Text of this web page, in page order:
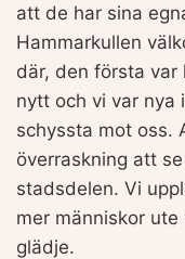
att de har sina
Hammarkullen
där, den första var
nytt och vi var nya
schyssta mot oss.
överraskning att
stadsdelen. Vi
mer människor
glädje.